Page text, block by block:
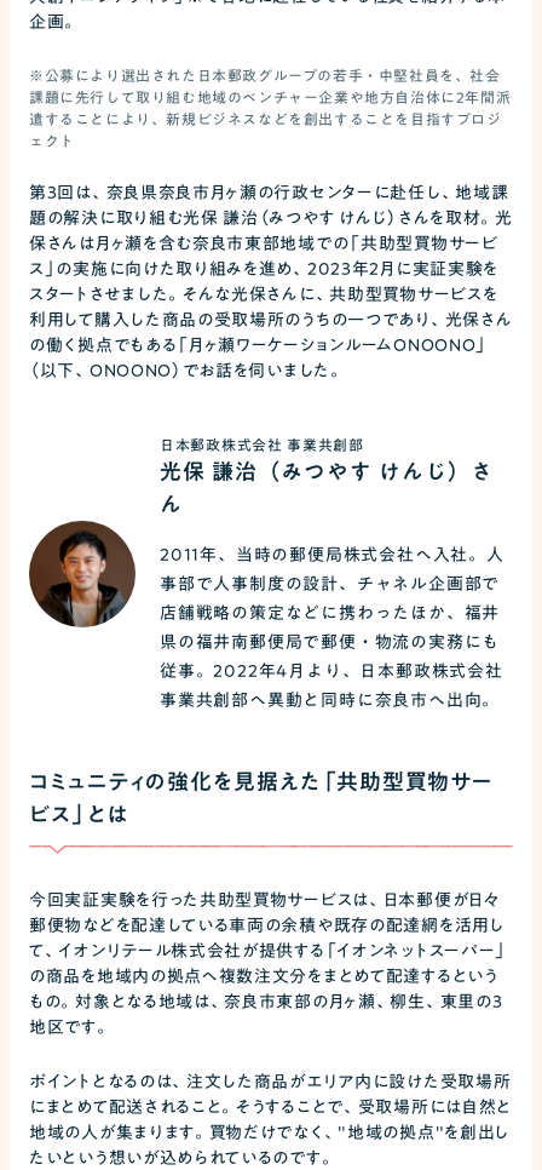
企画。
※公募により選出された日本郵政グループの若手・中堅社員を、社会
課題に先行して取り組む地域のベンチャー企業や地方自治体に2年間派
遣することにより、新規ビジネスなどを創出することを目指すプロジ
ェクト
第3回は、奈良県奈良市月ヶ瀬の行政センターに赴任し、地域課
題の解決に取り組む光保 謙治（みつやす けんじ）さんを取材。光
保さんは月ヶ瀬を含む奈良市東部地域での「共助型買物サービ
ス」の実施に向けた取り組みを進め、2023年2月に実証実験を
スタートさせました。そんな光保さんに、共助型買物サービスを
利用して購入した商品の受取場所のうちの一つであり、光保さん
の働く拠点でもある「月ヶ瀬ワーケーションルームONOONO」
（以下、ONOONO）でお話を伺いました。
日本郵政株式会社 事業共創部
光保 謙治（みつやす けんじ）さ
ん
2011年、当時の郵便局株式会社へ入社。人
事部で人事制度の設計、チャネル企画部で
店舗戦略の策定などに携わったほか、福井
県の福井南郵便局で郵便・物流の実務にも
従事。2022年4月より、日本郵政株式会社
事業共創部へ異動と同時に奈良市へ出向。
コミュニティの強化を見据えた「共助型買物サー
ビス」とは
今回実証実験を行った共助型買物サービスは、日本郵便が日々
郵便物などを配達している車両の余積や既存の配達網を活用し
て、イオンリテール株式会社が提供する「イオンネットスーパー」
の商品を地域内の拠点へ複数注文分をまとめて配達するという
もの。対象となる地域は、奈良市東部の月ヶ瀬、柳生、東里の3
地区です。
ポイントとなるのは、注文した商品がエリア内に設けた受取場所
にまとめて配送されること。そうすることで、受取場所には自然と
地域の人が集まります。買物だけでなく、"地域の拠点"を創出し
たいという想いが込められているのです。